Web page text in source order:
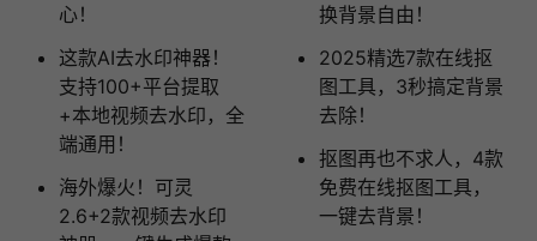
心！
这款AI去水印神器！
支持100+平台提取
+本地视频去水印，全
端通用！
海外爆火！可灵
2.6+2款视频去水印
换背景自由！
2025精选7款在线抠
图工具，3秒搞定背景
去除！
抠图再也不求人，4款
免费在线抠图工具，
一键去背景！